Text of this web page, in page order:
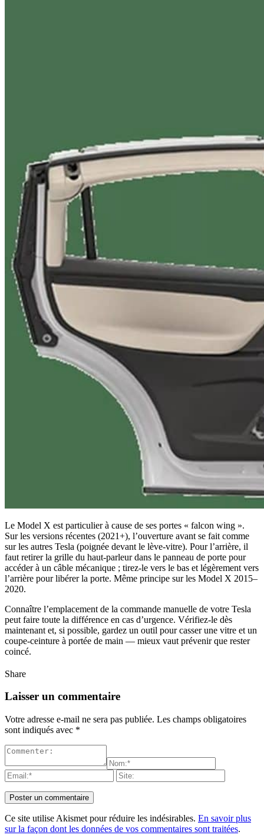
Le Model X est particulier à cause de ses portes « falcon wing ».
Sur les versions récentes (2021+), l’ouverture avant se fait comme
sur les autres Tesla (poignée devant le lève-vitre). Pour l’arrière, il
faut retirer la grille du haut-parleur dans le panneau de porte pour
accéder à un câble mécanique ; tirez-le vers le bas et légèrement vers
l’arrière pour libérer la porte. Même principe sur les Model X 2015–
2020.
Connaître l’emplacement de la commande manuelle de votre Tesla
peut faire toute la différence en cas d’urgence. Vérifiez-le dès
maintenant et, si possible, gardez un outil pour casser une vitre et un
coupe-ceinture à portée de main — mieux vaut prévenir que rester
coincé.
Share
Laisser un commentaire
Votre adresse e-mail ne sera pas publiée. Les champs obligatoires
sont indiqués avec *
Ce site utilise Akismet pour réduire les indésirables. En savoir plus
sur la façon dont les données de vos commentaires sont traitées.